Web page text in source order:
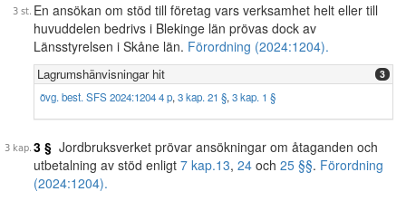
En ansökan om stöd till företag vars verksamhet helt eller till
huvuddelen bedrivs i Blekinge län prövas dock av
Länsstyrelsen i Skåne län. Förordning (2024:1204).
Lagrumshänvisningar hit 3
övg. best. SFS 2024:1204 4 p, 3 kap. 21 §, 3 kap. 1 §
3 § Jordbruksverket prövar ansökningar om åtaganden och
utbetalning av stöd enligt 7 kap.13, 24 och 25 §§. Förordning
(2024:1204).